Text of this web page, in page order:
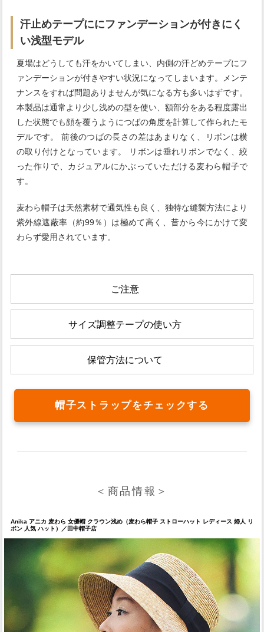
汗止めテープににファンデーションが付きにく
い浅型モデル
夏場はどうしても汗をかいてしまい、内側の汗どめテープにフ
ァンデーションが付きやすい状況になってしまいます。メンテ
ナンスをすれば問題ありませんが気になる方も多いはずです。
本製品は通常より少し浅めの型を使い、額部分をある程度露出
した状態でも顔を覆うようにつばの角度を計算して作られたモ
デルです。 前後のつばの長さの差はあまりなく、リボンは横
の取り付けとなっています。 リボンは垂れリボンでなく、絞
った作りで、カジュアルにかぶっていただける麦わら帽子で
す。
麦わら帽子は天然素材で通気性も良く、独特な縫製方法により
紫外線遮蔽率（約99％）は極めて高く、昔から今にかけて変
わらず愛用されています。
ご注意
サイズ調整テープの使い方
保管方法について
帽子ストラップをチェックする
＜商品情報＞
Anika アニカ 麦わら 女優帽 クラウン浅め（麦わら帽子 ストローハット レディース 婦人 リ
ボン 人気 ハット）／田中帽子店